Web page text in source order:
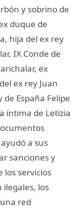
y sobrino de
duque de
hija del ex rey
IX Conde de
ex
ex rey Juan
España Felipe
íntima de Letizia
a sus
sanciones y
los servicios
los
red